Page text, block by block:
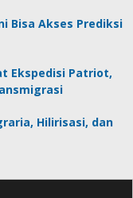
Bisa Akses Prediksi
Ekspedisi Patriot,
Hilirisasi, dan